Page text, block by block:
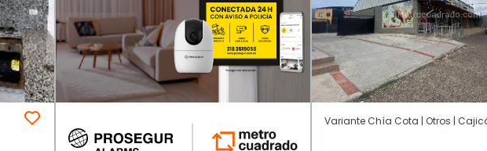
Variante Chía Cota | Otros |